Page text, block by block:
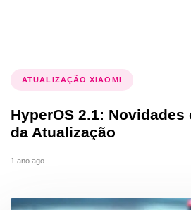
ATUALIZAÇÃO XIAOMI
HyperOS 2.1: Novidades
da Atualização
1 ano ago